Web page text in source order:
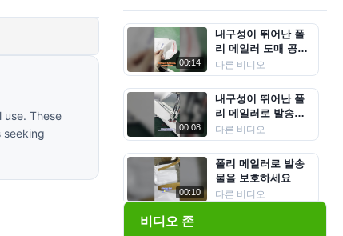
These
00:14
내구성이 뛰어난 폴
리 메일러 도매 공장
직접
다른 비디오
00:08
내구성이 뛰어난 폴
리 메일러로 발송물
을 안전하게 보호하
세요
다른 비디오
00:10
폴리 메일러로 발송
물을 보호하세요
다른 비디오
비디오 존